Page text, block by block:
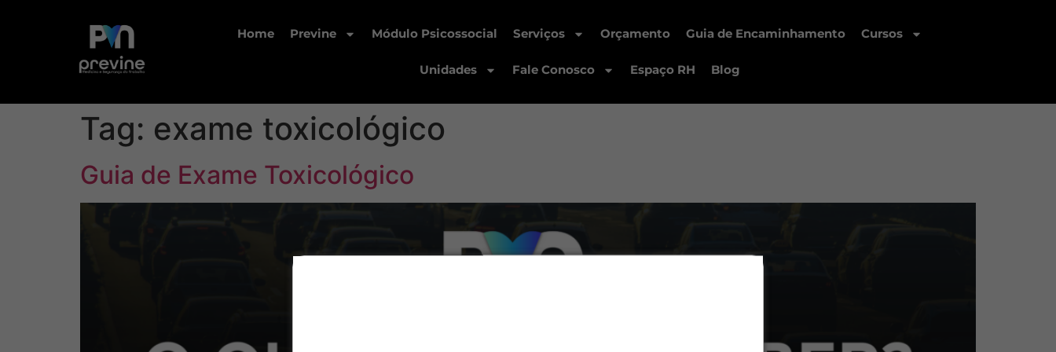
Home Previne Módulo Psicossocial Serviços Orçamento Guia de Encaminhamento Cursos
Unidades Fale Conosco Espaço RH Blog
Tag: exame toxicológico
Guia de Exame Toxicológico